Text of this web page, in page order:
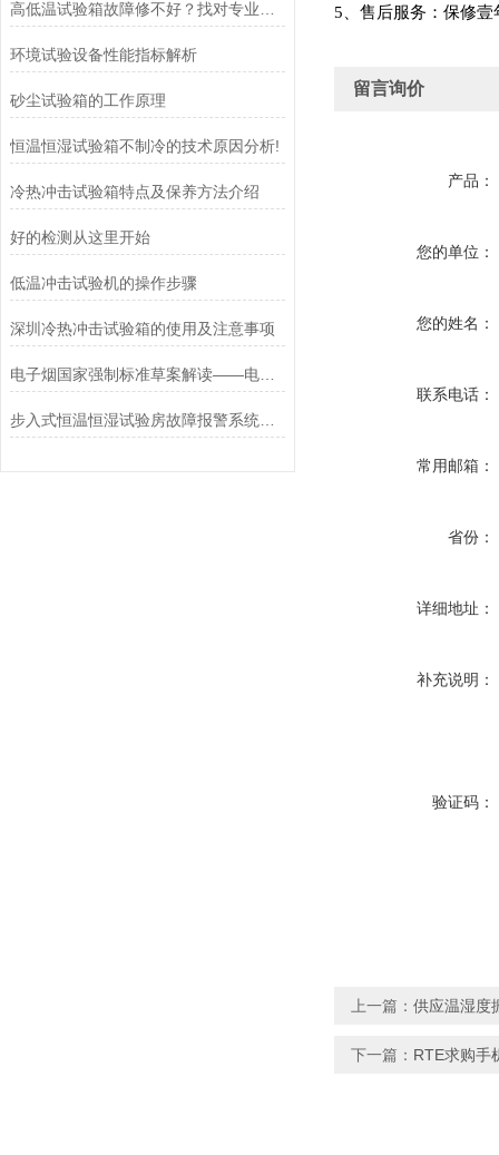
环境试验设备性能指标解析
砂尘试验箱的工作原理
恒温恒湿试验箱不制冷的技术原因分析!
冷热冲击试验箱特点及保养方法介绍
好的检测从这里开始
低温冲击试验机的操作步骤
深圳冷热冲击试验箱的使用及注意事项
电子烟国家强制标准草案解读——电子烟烟具技术要求与试验
步入式恒温恒湿试验房故障报警系统详解
5 、售后服务：保修
留言询价
产品：
您的单位：
您的姓名：
联系电话：
常用邮箱：
省份：
详细地址：
补充说明：
验证码：
上一篇： 供应温湿度
下一篇： RTE求购手